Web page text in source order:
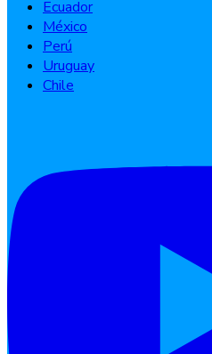
Ecuador
México
Perú
Uruguay
Chile